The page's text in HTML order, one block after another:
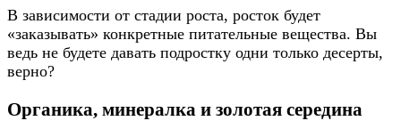
В зависимости от стадии роста, росток будет
«заказывать» конкретные питательные вещества. Вы
ведь не будете давать подростку одни только десерты,
верно?
Органика, минералка и золотая середина